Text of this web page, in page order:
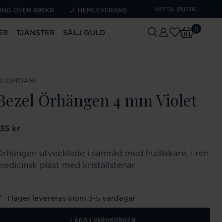
ÖVER 695KR HEMLEVERANS HITTA BUTIK
TJÄNSTER SÄLJ GULD 0
Örhängen 4 mm Violet
:135 kr
kr
utvecklade i samråd med hudläkare, i ren
plast med kristallstenar
I lager levereras inom 3-5 vardagar
LÄGG I VARUKORGEN